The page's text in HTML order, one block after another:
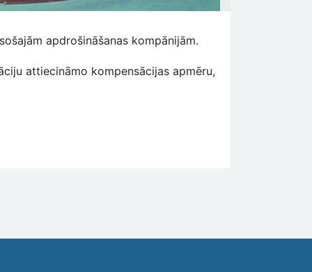
apdrošināšanas kompānijām.
attiecināmo kompensācijas apmēru,